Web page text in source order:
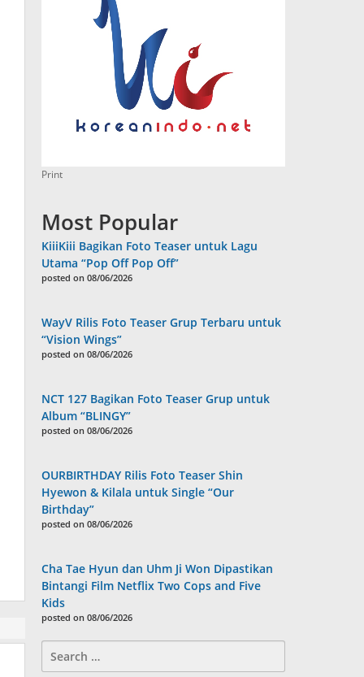
Print
Most Popular
KiiiKiii Bagikan Foto Teaser untuk Lagu
Utama “Pop Off Pop Off”
posted on 08/06/2026
WayV Rilis Foto Teaser Grup Terbaru untuk
“Vision Wings”
posted on 08/06/2026
NCT 127 Bagikan Foto Teaser Grup untuk
Album “BLINGY”
posted on 08/06/2026
OURBIRTHDAY Rilis Foto Teaser Shin
Hyewon & Kilala untuk Single “Our
Birthday”
posted on 08/06/2026
Cha Tae Hyun dan Uhm Ji Won Dipastikan
Bintangi Film Netflix Two Cops and Five
Kids
posted on 08/06/2026
for: